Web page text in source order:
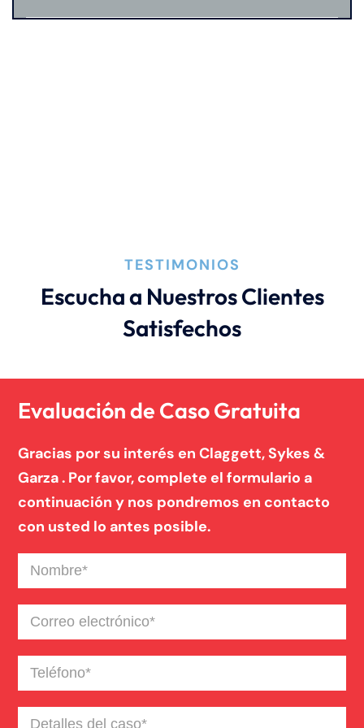
TESTIMONIOS
Escucha a Nuestros Clientes
Satisfechos
Evaluación de Caso Gratuita
Gracias por su interés en Claggett, Sykes &
Garza . Por favor, complete el formulario a
continuación y nos pondremos en contacto
con usted lo antes posible.
Nombre(Required)
Correo
electrónico(Required)
Teléfono(Required)
Detalles